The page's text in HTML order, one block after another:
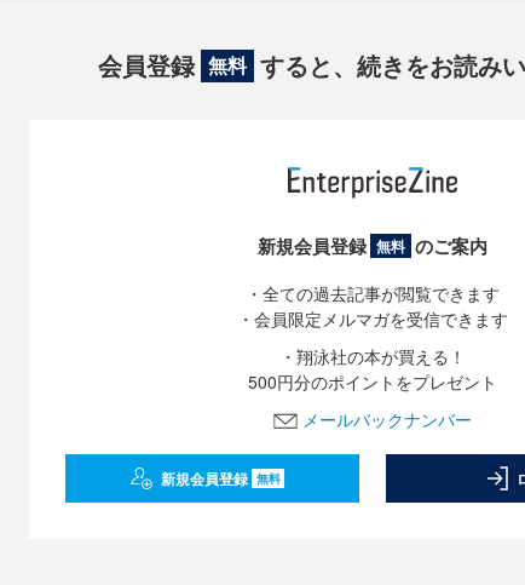
会員登録 無料 すると、続きをお読み
新規会員登録 無料 のご案内
・全ての過去記事が閲覧できます
・会員限定メルマガを受信できます
・翔泳社の本が買える！
500円分のポイントをプレゼント
メールバックナンバー
新規会員登録 無料